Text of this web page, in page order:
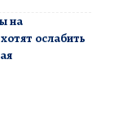
на
ослабить